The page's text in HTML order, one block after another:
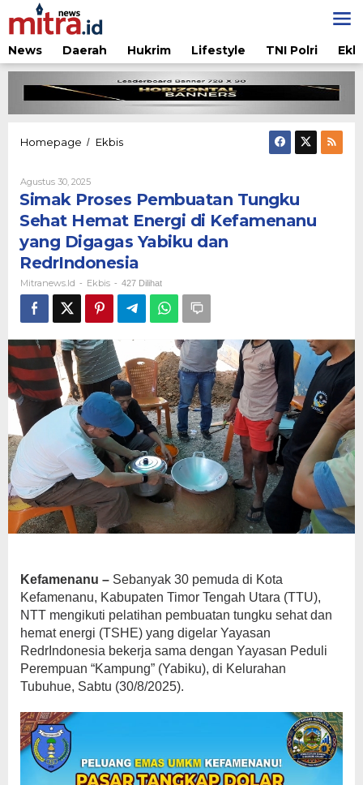
Lewati
ke
konten
News
Daerah Hukrim Lifestyle TNI Polri
Homepage / EkbisSimak
Sehat
Hemat
Energi
di
Kefamenanu
yang
Digagas
Yabiku
dan
Agustus 30, 2025Oleh
Mitranews.id
Simak Proses Pembuatan Tungku
Sehat Hemat Energi di Kefamenanu
yang Digagas Yabiku dan
RedrIndonesia
Mitranews.id - Ekbis - 427 Dilihat
Kefamenanu – Sebanyak 30 pemuda di Kota
Kefamenanu, Kabupaten Timor Tengah Utara (TTU),
NTT mengikuti pelatihan pembuatan tungku sehat dan
hemat energi (TSHE) yang digelar Yayasan
RedrIndonesia bekerja sama dengan Yayasan Peduli
Perempuan “Kampung” (Yabiku), di Kelurahan
Tubuhue, Sabtu (30/8/2025).